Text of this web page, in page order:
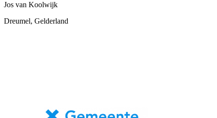
Jos van Koolwijk
Dreumel, Gelderland